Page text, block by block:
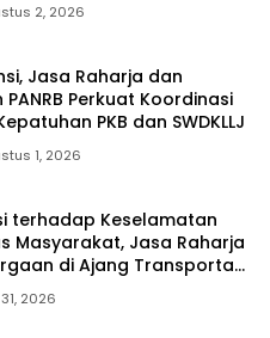
2, 2026
Jasa Raharja dan
Perkuat Koordinasi
PKB dan SWDKLLJ
1, 2026
terhadap Keselamatan
Masyarakat, Jasa Raharja
di Ajang Transportasi
2026
2026